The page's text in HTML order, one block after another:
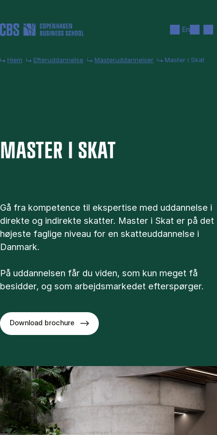
En
Hjem Efteruddannelse Masteruddannelser Master i Skat
MA­STER I SKAT
Gå fra kompetence til ekspertise med uddannelse i
direkte og indirekte skatter. Master i Skat er på det
højeste faglige niveau for en skatteuddannelse i
Danmark.
På uddannelsen får du viden, som kun meget få
besidder, og som arbejdsmarkedet efterspørger.
Download brochure